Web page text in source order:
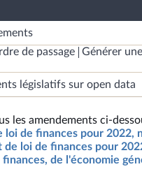
de passage
Générer
législatifs sur open data
les amendements ci-
loi de finances pour 2022,
de loi de finances pour
finances, de l'économie